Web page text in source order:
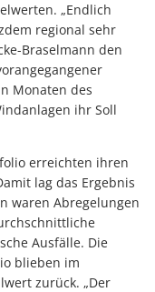
„Endlich
regional sehr
Braselmann den
Monaten des
ihr Soll
erreichten ihren
lag das Ergebnis
waren Abregelungen
Ausfälle. Die
blieben im
zurück. „Der